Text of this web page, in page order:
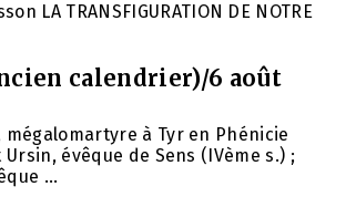
LA TRANSFIGURATION DE NOTRE
calendrier)/6 août
à Tyr en Phénicie
évêque de Sens (IVème s.) ;
...